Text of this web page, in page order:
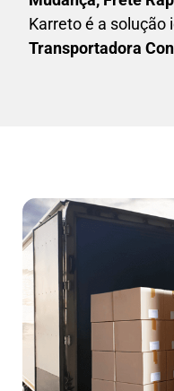
Karretoé a solução
Transportadora